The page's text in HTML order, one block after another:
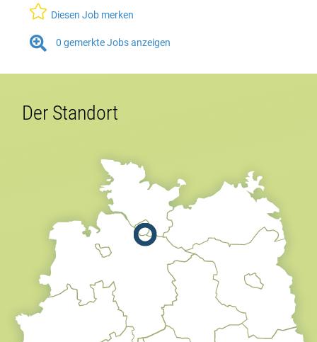
 Diesen Job merken
 0 gemerkte Jobs anzeigen
Der Standort